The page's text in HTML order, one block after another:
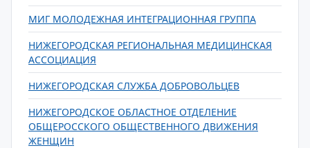
МИГ МОЛОДЕЖНАЯ ИНТЕГРАЦИОННАЯ ГРУППА
НИЖЕГОРОДСКАЯ РЕГИОНАЛЬНАЯ МЕДИЦИНСКАЯ
АССОЦИАЦИЯ
НИЖЕГОРОДСКАЯ СЛУЖБА ДОБРОВОЛЬЦЕВ
НИЖЕГОРОДСКОЕ ОБЛАСТНОЕ ОТДЕЛЕНИЕ
ОБЩЕРОССКОГО ОБЩЕСТВЕННОГО ДВИЖЕНИЯ
ЖЕНЩИН